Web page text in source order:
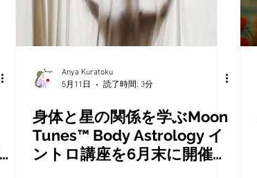
Anya Kuratoku
5月11日
読了時間: 3分
身体と星の関係を学ぶMoon
Tunes™ Body Astrology イ
ントロ講座を6月末に開催し